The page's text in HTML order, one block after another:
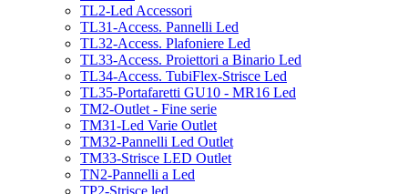
TL2-Led Accessori
TL31-Access. Pannelli Led
TL32-Access. Plafoniere Led
TL33-Access. Proiettori a Binario Led
TL34-Access. TubiFlex-Strisce Led
TL35-Portafaretti GU10 - MR16 Led
TM2-Outlet - Fine serie
TM31-Led Varie Outlet
TM32-Pannelli Led Outlet
TM33-Strisce LED Outlet
TN2-Pannelli a Led
TP2-Strisce led